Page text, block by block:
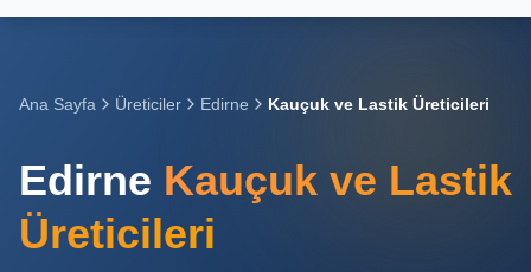
Giriş yapın
Giriş
Yap
Ol
Ana Sayfa Üreticiler Edirne Kauçuk ve Lastik Üreticileri
Edirne Kauçuk ve Lastik
Üreticileri